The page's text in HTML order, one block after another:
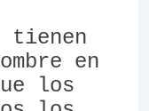
tienen
en
los